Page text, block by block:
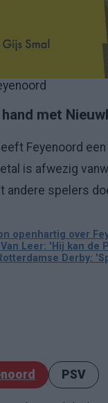
met
Feyenoord
is afwezig
andere spelers
openhartig over
Leer: 'Hij kan de
Derby:
PSV